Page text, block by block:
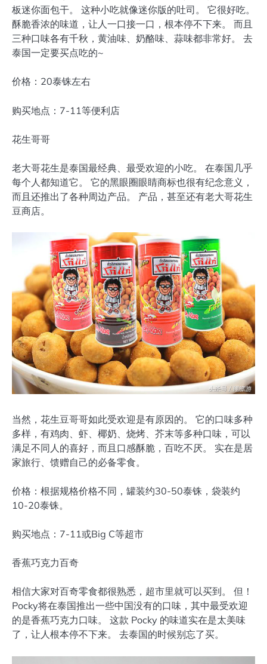
板迷你面包干。 这种小吃就像迷你版的吐司。 它很好吃。
酥脆香浓的味道，让人一口接一口，根本停不下来。 而且
三种口味各有千秋，黄油味、奶酪味、蒜味都非常好。 去
泰国一定要买点吃的~
价格：20泰铢左右
购买地点：7-11等便利店
花生哥哥
老大哥花生是泰国最经典、最受欢迎的小吃。 在泰国几乎
每个人都知道它。 它的黑眼圈眼睛商标也很有纪念意义，
而且还推出了各种周边产品。 产品，甚至还有老大哥花生
豆商店。
当然，花生豆哥哥如此受欢迎是有原因的。 它的口味多种
多样，有鸡肉、虾、椰奶、烧烤、芥末等多种口味，可以
满足不同人的喜好，而且口感酥脆，百吃不厌。 实在是居
家旅行、馈赠自己的必备零食。
价格：根据规格价格不同，罐装约30-50泰铢，袋装约
10-20泰铢。
购买地点：7-11或Big C等超市
香蕉巧克力百奇
相信大家对百奇零食都很熟悉，超市里就可以买到。 但！
Pocky将在泰国推出一些中国没有的口味，其中最受欢迎
的是香蕉巧克力口味。 这款 Pocky 的味道实在是太美味
了，让人根本停不下来。 去泰国的时候别忘了买。